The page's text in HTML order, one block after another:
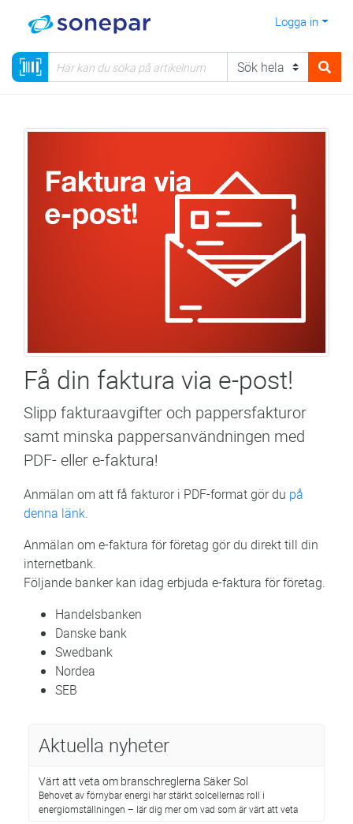
Logga in
Få din faktura via e-post!
Slipp fakturaavgifter och pappersfakturor
samt minska pappersanvändningen med
PDF- eller e-faktura!
Anmälan om att få fakturor i PDF-format gör du på
denna länk.
Anmälan om e-faktura för företag gör du direkt till din
internetbank.
Följande banker kan idag erbjuda e-faktura för företag.
Handelsbanken
Danske bank
Swedbank
Nordea
SEB
Aktuella nyheter
Värt att veta om branschreglerna Säker Sol
Behovet av förnybar energi har stärkt solcellernas roll i
energiomställningen – lär dig mer om vad som är värt att veta